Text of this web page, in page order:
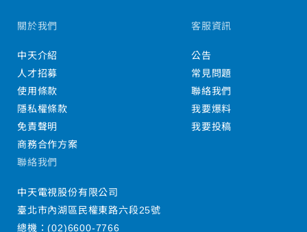
關於我們
中天介紹
人才招募
使用條款
隱私權條款
免責聲明
商務合作方案
客服資訊
公告
常見問題
聯絡我們
我要爆料
我要投稿
聯絡我們
中天電視股份有限公司
臺北市內湖區民權東路六段25號
總機：(02)6600-7766